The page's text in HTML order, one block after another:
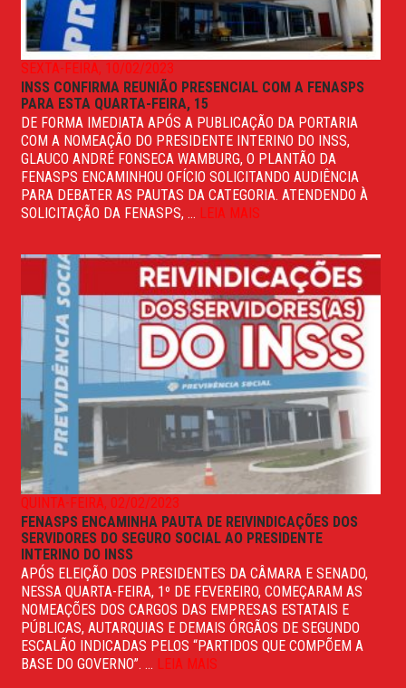
SEXTA-FEIRA, 10/02/2023
INSS CONFIRMA REUNIÃO PRESENCIAL COM A FENASPS
PARA ESTA QUARTA-FEIRA, 15
DE FORMA IMEDIATA APÓS A PUBLICAÇÃO DA PORTARIA
COM A NOMEAÇÃO DO PRESIDENTE INTERINO DO INSS,
GLAUCO ANDRÉ FONSECA WAMBURG, O PLANTÃO DA
FENASPS ENCAMINHOU OFÍCIO SOLICITANDO AUDIÊNCIA
PARA DEBATER AS PAUTAS DA CATEGORIA. ATENDENDO À
SOLICITAÇÃO DA FENASPS, ... LEIA MAIS
QUINTA-FEIRA, 02/02/2023
FENASPS ENCAMINHA PAUTA DE REIVINDICAÇÕES DOS
SERVIDORES DO SEGURO SOCIAL AO PRESIDENTE
INTERINO DO INSS
APÓS ELEIÇÃO DOS PRESIDENTES DA CÂMARA E SENADO,
NESSA QUARTA-FEIRA, 1º DE FEVEREIRO, COMEÇARAM AS
NOMEAÇÕES DOS CARGOS DAS EMPRESAS ESTATAIS E
PÚBLICAS, AUTARQUIAS E DEMAIS ÓRGÃOS DE SEGUNDO
ESCALÃO INDICADAS PELOS “PARTIDOS QUE COMPÕEM A
BASE DO GOVERNO”. ... LEIA MAIS